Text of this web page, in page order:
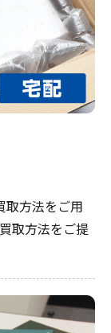
取方法をご用
取方法をご提